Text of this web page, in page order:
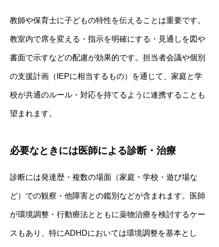
教師や保育士に子どもの特性を伝えることは重要です。
教室内で席を変える・指示を明確にする・見通しを図や
書面で示すなどの配慮が効果的です。担当者会議や個別
の支援計画（IEPに相当するもの）を通じて、家庭と学
校が共通のルール・対応を持てるように連携することも
望まれます。
必要なときには医師による診断・治療
診断には発達歴・複数の場面（家庭・学校・遊び場な
ど）での観察・他障害との鑑別などが含まれます。医師
が環境調整・行動療法とともに薬物治療を検討するケー
スもあり、特にADHDにおいては環境調整を基本とし